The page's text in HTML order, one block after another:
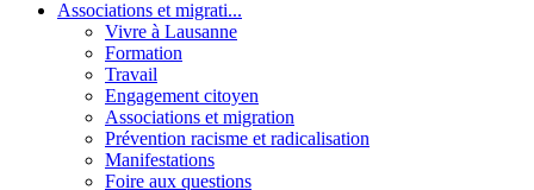
Associations et migrati...
Vivre à Lausanne
Formation
Travail
Engagement citoyen
Associations et migration
Prévention racisme et radicalisation
Manifestations
Foire aux questions